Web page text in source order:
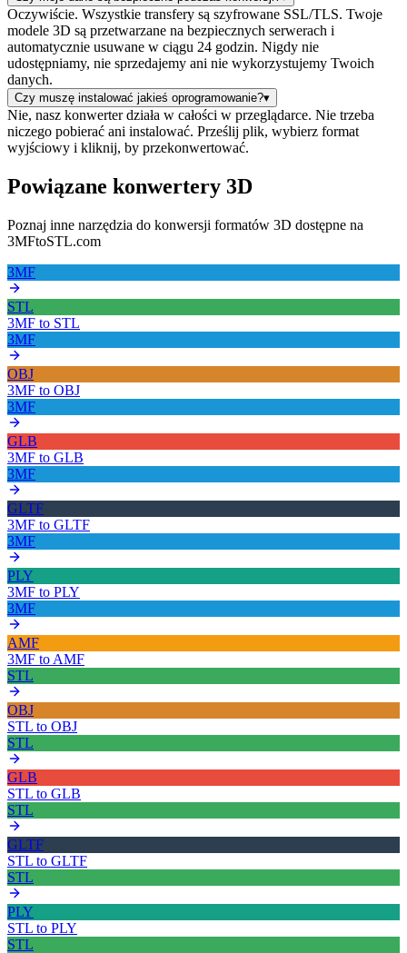
Oczywiście. Wszystkie transfery są szyfrowane SSL/TLS. Twoje
modele 3D są przetwarzane na bezpiecznych serwerach i
automatycznie usuwane w ciągu 24 godzin. Nigdy nie
udostępniamy, nie sprzedajemy ani nie wykorzystujemy Twoich
danych.
Czy muszę instalować jakieś oprogramowanie?▾
Nie, nasz konwerter działa w całości w przeglądarce. Nie trzeba
niczego pobierać ani instalować. Prześlij plik, wybierz format
wyjściowy i kliknij, by przekonwertować.
Powiązane konwertery 3D
Poznaj inne narzędzia do konwersji formatów 3D dostępne na
3MFtoSTL.com
3MF
STL
3MF to STL
3MF
OBJ
3MF to OBJ
3MF
GLB
3MF to GLB
3MF
GLTF
3MF to GLTF
3MF
PLY
3MF to PLY
3MF
AMF
3MF to AMF
STL
OBJ
STL to OBJ
STL
GLB
STL to GLB
STL
GLTF
STL to GLTF
STL
PLY
STL to PLY
STL